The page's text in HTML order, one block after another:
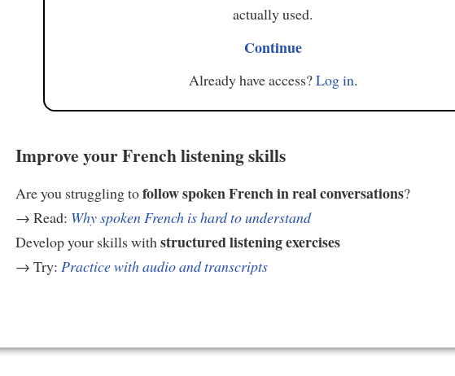
actually used.
Continue
Already have access?Log in.
Improve your French listening skills
Are you struggling tofollow spoken French in real conversations?
→ Read: Why spoken French is hard to understand
Develop your skills with structured listening exercises
→ Try: Practice with audio and transcripts